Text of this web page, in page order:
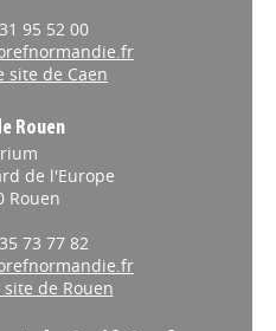
95 52 00
site de Caen
Rouen
de l'Europe
Rouen
73 77 82
de Rouen